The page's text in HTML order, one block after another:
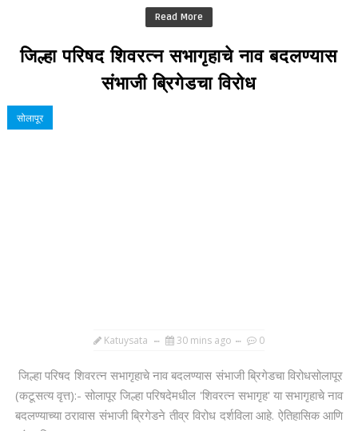
Read More
जिल्हा परिषद शिवरत्न सभागृहाचे नाव बदलण्यास
संभाजी ब्रिगेडचा विरोध
सोलापूर
Katuysata 30 mins ago 0
जिल्हा परिषद शिवरत्न सभागृहाचे नाव बदलण्यास संभाजी ब्रिगेडचा विरोधसोलापूर
(कटूसत्य वृत्त):- सोलापूर जिल्हा परिषदेमधील 'शिवरत्न सभागृह' या सभागृहाचे नाव
बदलण्याच्या ठरावास संभाजी ब्रिगेडने तीव्र विरोध दर्शविला आहे. ऐतिहासिक आणि